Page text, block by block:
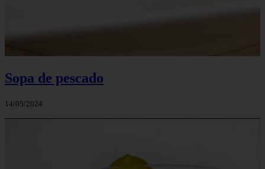
Sopa de pescado
14/05/2024